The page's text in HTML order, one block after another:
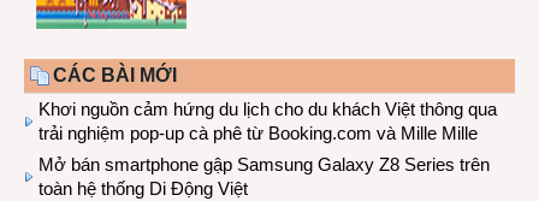
CÁC BÀI MỚI
Khơi nguồn cảm hứng du lịch cho du khách Việt thông qua
trải nghiệm pop-up cà phê từ Booking.com và Mille Mille
Mở bán smartphone gập Samsung Galaxy Z8 Series trên
toàn hệ thống Di Động Việt